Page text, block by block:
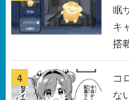
眠
キ
搭
4
コ
な